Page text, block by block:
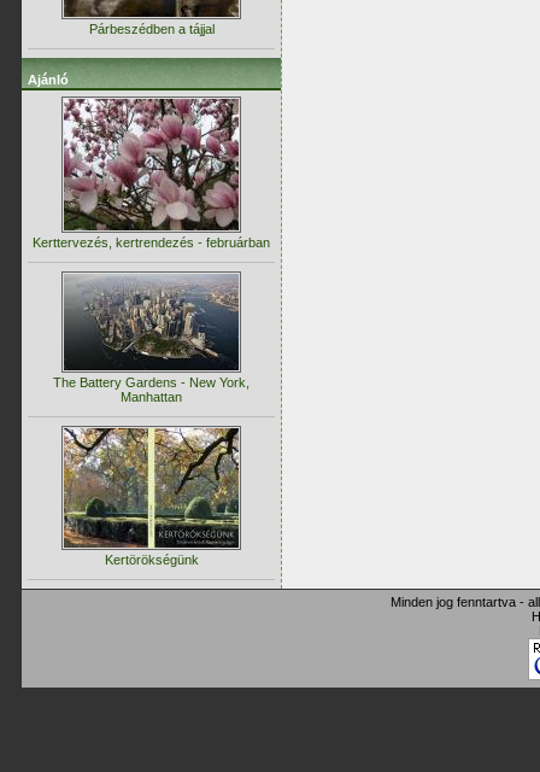
Párbeszédben a tájjal
Ajánló
Kerttervezés, kertrendezés - februárban
The Battery Gardens - New York,
Manhattan
Kertörökségünk
Minden jog fenntartva -